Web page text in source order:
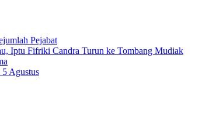
Pejabat
Iptu Fifriki Candra Turun ke Tombang Mudiak
Agustus